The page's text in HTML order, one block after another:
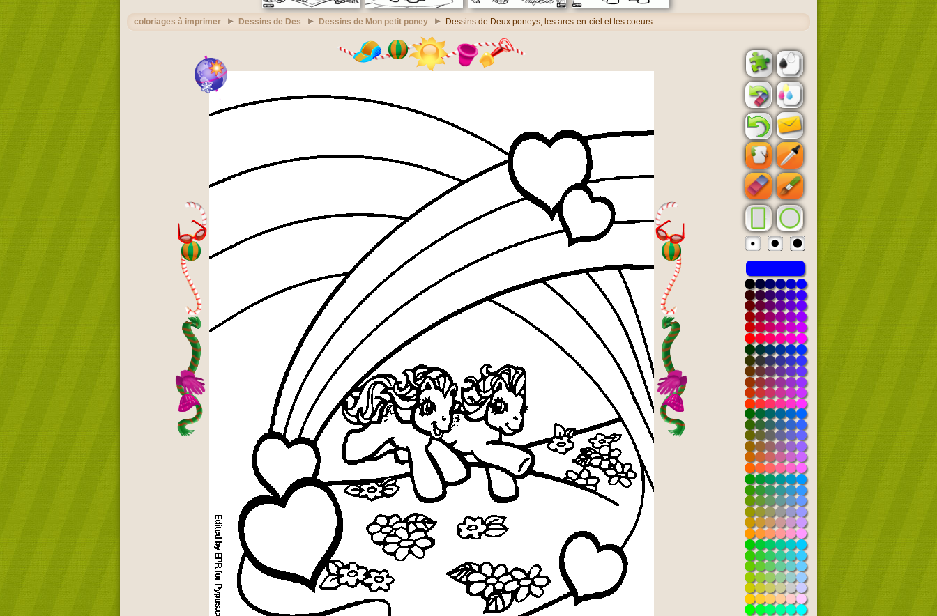
coloriages à imprimer Dessins de Des Dessins de Mon petit poney Dessins de Deux poneys, les arcs-en-ciel et les coeurs